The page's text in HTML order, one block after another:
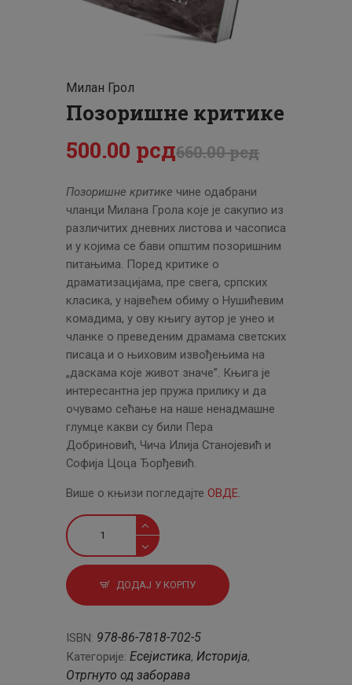
ЦЕНОВНИК
Милан Грол
Позоришне критике
660.00рсд
500.00 рсд
Позоришне критике чине одабрани
чланци Милана Грола које је сакупио из
различитих дневних листова и часописа
и у којима се бави општим позоришним
питањима. Поред критике о
драматизацијама, пре свега, српских
класика, у највећем обиму о Нушићевим
комадима, у ову књигу аутор је унео и
чланке о преведеним драмама светских
писаца и о њиховим извођењима на
„даскама које живот значе”. Књига је
интересантна јер пружа прилику и да
очувамо сећање на наше ненадмашне
глумце какви су били Пера
Добриновић, Чича Илија Станојевић и
Софија Цоца Ђорђевић.
Више о књизи погледајте ОВДЕ.
Позоришне
критике
количина
ДОДАЈ У КОРПУ
ISBN: 978-86-7818-702-5
Категорије: Есејистика, Историја,
Отргнуто од заборава